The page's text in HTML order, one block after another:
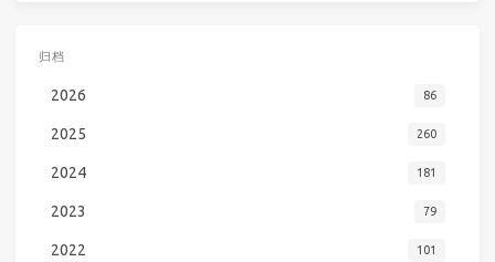
归档
2026 86
2025 260
2024 181
2023 79
2022 101